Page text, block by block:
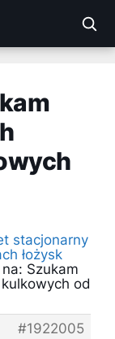
stacjonarny
łożysk
Szukam
od
#1922005